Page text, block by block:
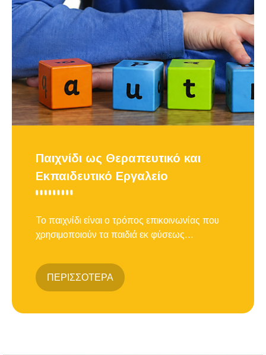
Παιχνίδι ως Θεραπευτικό και
Εκπαιδευτικό Εργαλείο
Το παιχνίδι είναι ο τρόπος επικοινωνίας που
χρησιμοποιούν τα παιδιά εκ φύσεως...
ΠΕΡΙΣΣΟΤΕΡΑ